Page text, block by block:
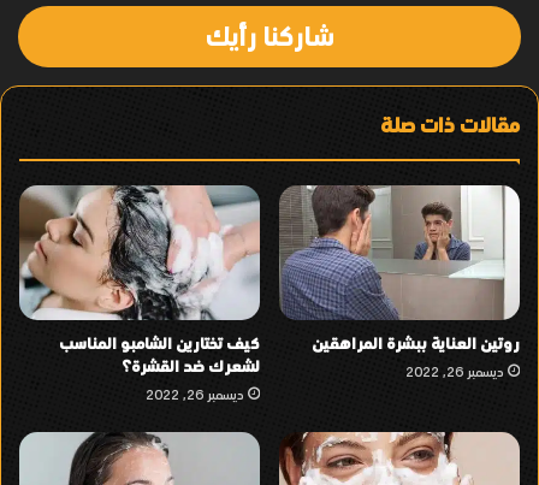
شاركنا رأيك
مقالات ذات صلة
روتين العناية ببشرة المراهقين
ديسمبر 26, 2022
كيف تختارين الشامبو المناسب
لشعرك ضد القشرة؟
ديسمبر 26, 2022